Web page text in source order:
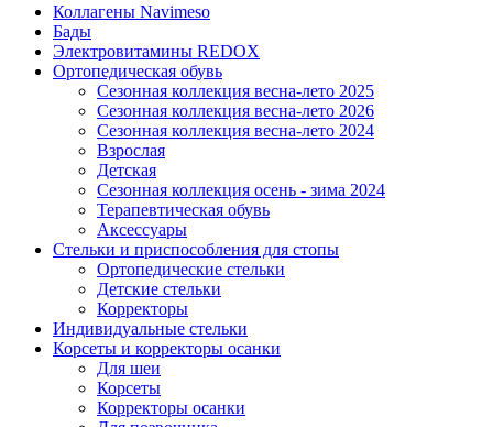
Коллагены Navimeso
Бады
Электровитамины REDOX
Ортопедическая обувь
Сезонная коллекция весна-лето 2025
Сезонная коллекция весна-лето 2026
Сезонная коллекция весна-лето 2024
Взрослая
Детская
Сезонная коллекция осень - зима 2024
Терапевтическая обувь
Аксессуары
Стельки и приспособления для стопы
Ортопедические стельки
Детские стельки
Корректоры
Индивидуальные стельки
Корсеты и корректоры осанки
Для шеи
Корсеты
Корректоры осанки